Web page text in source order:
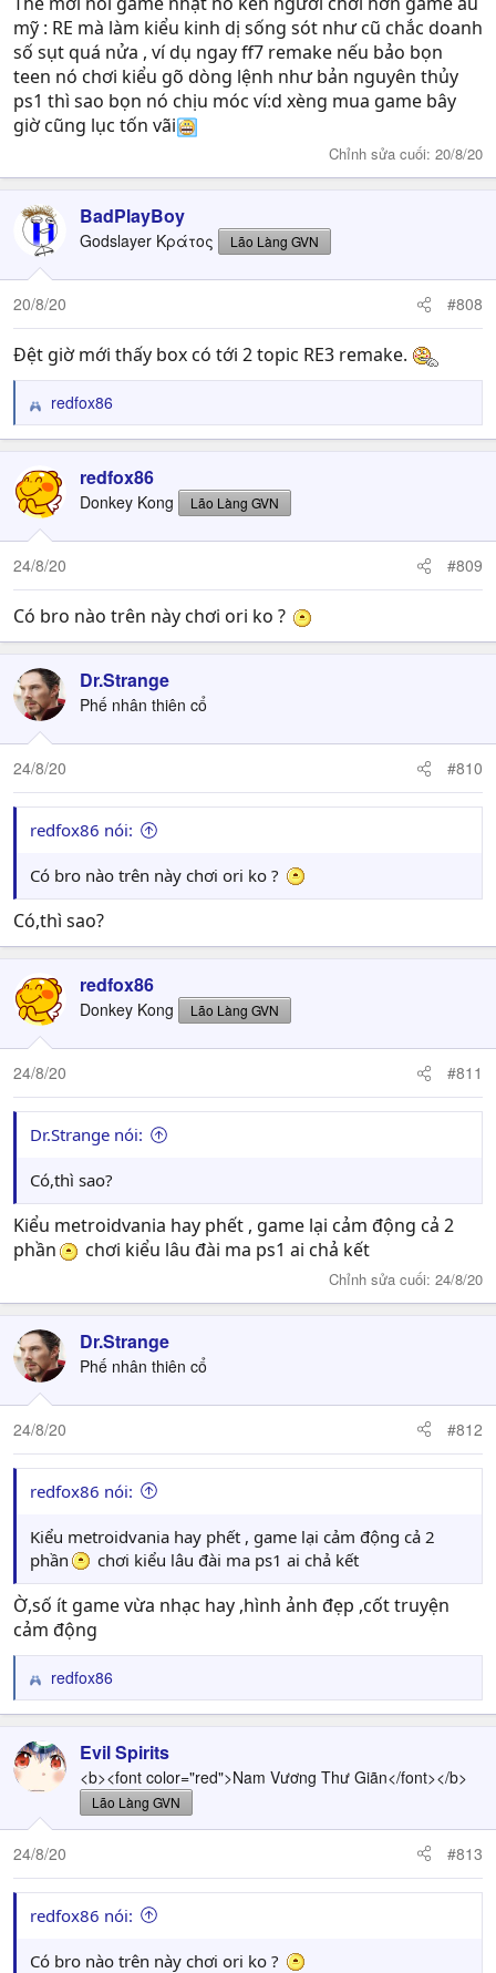
mỹ : RE mà làm kiểu kinh dị sống sót như cũ chắc doanh
số sụt quá nửa , ví dụ ngay ff7 remake nếu bảo bọn
teen nó chơi kiểu gõ dòng lệnh như bản nguyên thủy
ps1 thì sao bọn nó chịu móc ví:d xèng mua game bây
giờ cũng lục tốn vãi
Chỉnh sửa cuối: 20/8/20
BadPlayBoy
Godslayer Κράτος Lão Làng GVN
20/8/20 #808
Đệt giờ mới thấy box có tới 2 topic RE3 remake.
R
e
c
t
i
o
n
redfox86
redfox86
Donkey Kong Lão Làng GVN
24/8/20 #809
Có bro nào trên này chơi ori ko ?
Dr.Strange
Phế nhân thiên cổ
24/8/20 #810
redfox86 nói:
Có bro nào trên này chơi ori ko ?
Có,thì sao?
redfox86
Donkey Kong Lão Làng GVN
24/8/20 #811
Dr.Strange nói:
Có,thì sao?
Kiểu metroidvania hay phết , game lại cảm động cả 2
phần
chơi kiểu lâu đài ma ps1 ai chả kết
Chỉnh sửa cuối: 24/8/20
Dr.Strange
Phế nhân thiên cổ
24/8/20 #812
redfox86 nói:
Kiểu metroidvania hay phết , game lại cảm động cả 2
phần
chơi kiểu lâu đài ma ps1 ai chả kết
Ờ,số ít game vừa nhạc hay ,hình ảnh đẹp ,cốt truyện
cảm động
R
e
c
t
i
n
s
:
redfox86
Evil Spirits
<b><font color="red">Nam Vương Thư Giãn</font></b>
Lão Làng GVN
24/8/20 #813
redfox86 nói:
Có bro nào trên này chơi ori ko ?